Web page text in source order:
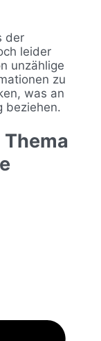
der
leider
unzählige
zu
was an
beziehen.